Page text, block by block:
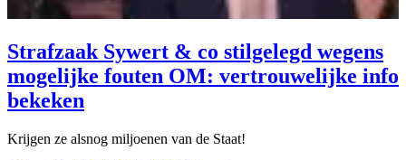
Strafzaak Sywert & co stilgelegd wegens
mogelijke fouten OM: vertrouwelijke info
bekeken
Krijgen ze alsnog miljoenen van de Staat!